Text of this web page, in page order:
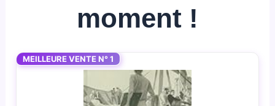
moment !
MEILLEURE VENTE N° 1